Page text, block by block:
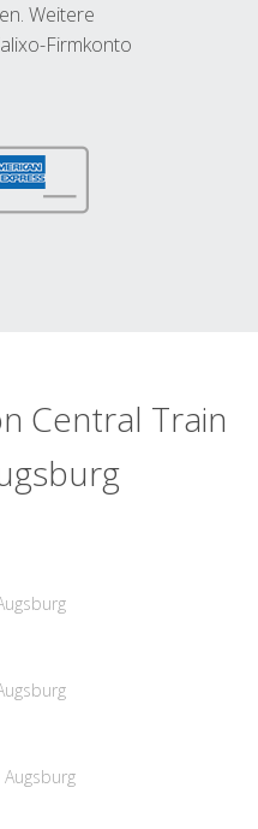
Weitere
Firmkonto
Central Train